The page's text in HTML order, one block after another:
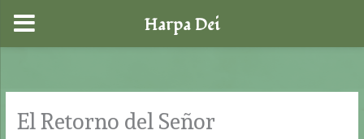
contenido
El Retorno del Señor
Harpa Dei